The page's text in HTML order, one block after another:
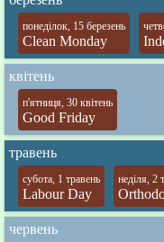
понеділок, 15 березень
Clean Monday
квітень
п'ятниця, 30 квітень
Good Friday
травень
субота, 1 травень
Labour Day
неділя, 2
червень